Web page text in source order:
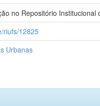
no Repositório
riufs/12825
Urbanas